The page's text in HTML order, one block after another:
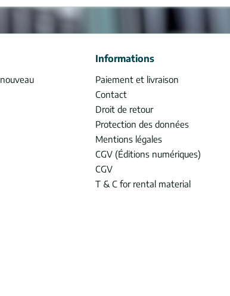
Informations
Paiement et livraison
Contact
Droit de retour
Protection des données
Mentions légales
CGV (Éditions numériques)
CGV
T & C for rental material